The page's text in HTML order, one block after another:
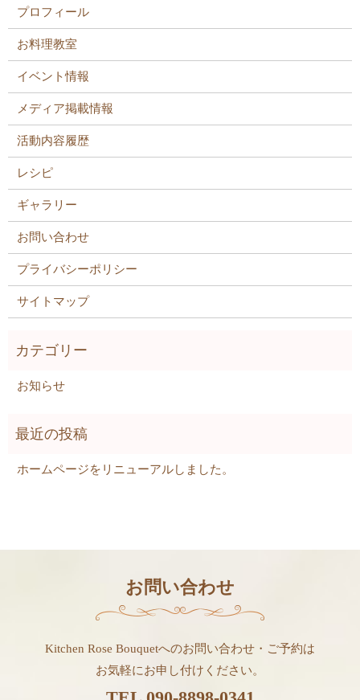
プロフィール
お料理教室
イベント情報
メディア掲載情報
活動内容履歴
レシピ
ギャラリー
お問い合わせ
プライバシーポリシー
サイトマップ
お知らせ
ホームページをリニューアルしました。
お問い合わせ
Kitchen Rose Bouquetへのお問い合わせ・ご予約は
お気軽にお申し付けください。